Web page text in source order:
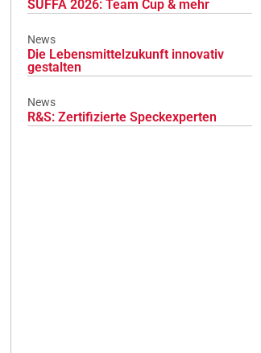
SÜFFA 2026: Team Cup & mehr
News
Die Lebensmittelzukunft innovativ
gestalten
News
R&S: Zertifizierte Speckexperten